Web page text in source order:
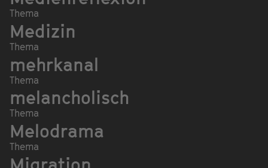
Thema
Medizin
Thema
mehrkanal
Thema
melancholisch
Thema
Melodrama
Thema